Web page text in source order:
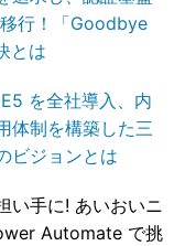
行！「Goodbye
とは
を全社導入、内
体制を構築した三
ビジョンとは
い手に! あいおいニ
Automate で挑